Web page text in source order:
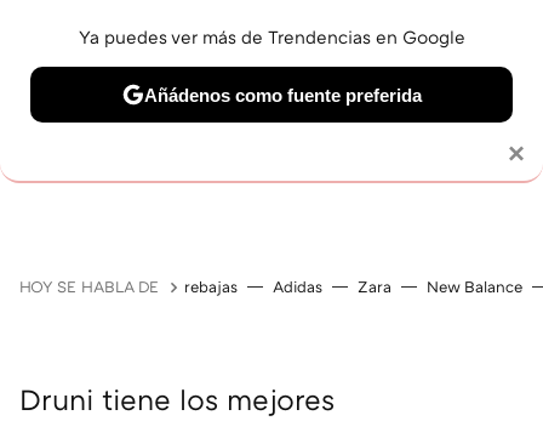
HOY SE HABLA DE rebajas Adidas Zara New Balance
Druni tiene los mejores
×
Ya puedes ver más de Trendencias en Google
Añádenos como fuente preferida